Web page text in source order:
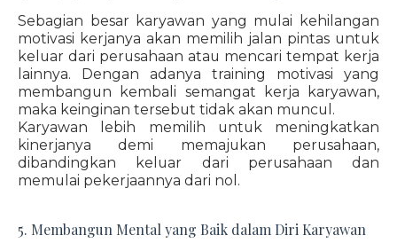
Sebagian besar karyawan yang mulai kehilangan
motivasi kerjanya akan memilih jalan pintas untuk
keluar dari perusahaan atau mencari tempat kerja
lainnya. Dengan adanya training motivasi yang
membangun kembali semangat kerja karyawan,
maka keinginan tersebut tidak akan muncul.
Karyawan lebih memilih untuk meningkatkan
kinerjanya demi memajukan perusahaan,
dibandingkan keluar dari perusahaan dan
memulai pekerjaannya dari nol.
5. Membangun Mental yang Baik dalam Diri Karyawan